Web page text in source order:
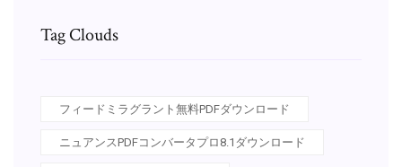
Tag Clouds
フィードミラグラント無料PDFダウンロード
ニュアンスPDFコンバータプロ8.1ダウンロード